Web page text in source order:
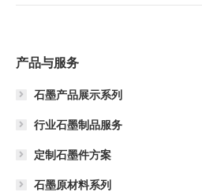
产品与服务
石墨产品展示系列
行业石墨制品服务
定制石墨件方案
石墨原材料系列